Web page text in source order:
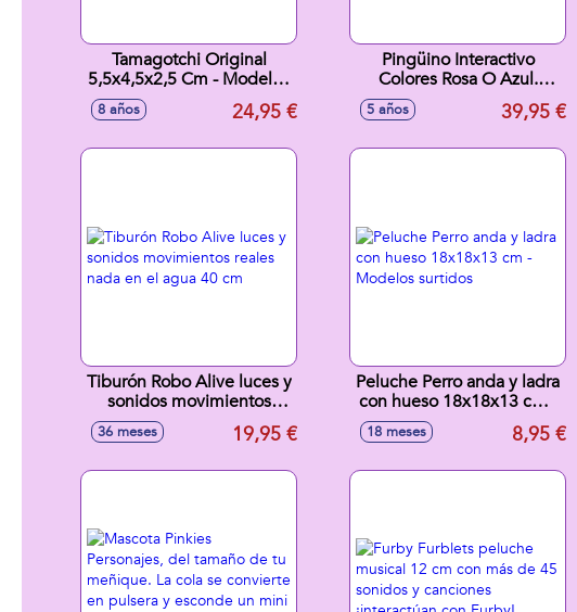
Tamagotchi Original
5,5x4,5x2,5 Cm - Modelos
8 años 24,95 €
Pingüino Interactivo
Colores Rosa O Azul.
Adopta Y Cría A Tu Propio
Pingüino Con Mas De 20
5 años 39,95 €
Tiburón Robo Alive luces y
sonidos movimientos
reales nada en el agua 40
36 meses 19,95 €
Peluche Perro anda y ladra
con hueso 18x18x13 cm -
Modelos surtidos
18 meses 8,95 €